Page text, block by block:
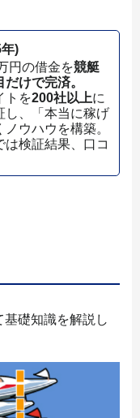
)
円の借金を競艇
けで完済。
トを200社以上に
し、「本当に稼げ
ウハウを構築。
は検証結果、口コ
基礎知識を解説し